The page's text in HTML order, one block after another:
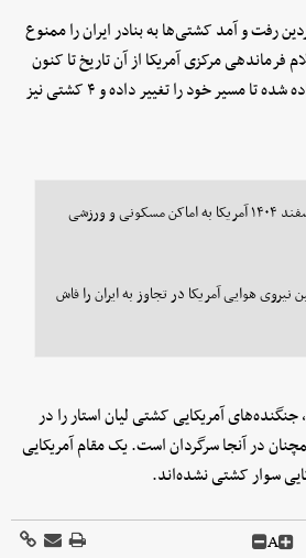
آمریکا از ۲۴ فروردین رفت و آمد کشتی‌ها به بنادر ایران را ممنوع
فرماندهی مرکزی آمریکا از آن تاریخ تا کنون
به بیش از ۱۰۰ کشتی دستور داده شده تا مسیر خود را تغییر داده و ۴ کشتی نیز
روایت بقائی از حمله ۹ اسفند ۱۴۰۴ آمریکا به اماکن مسکونی و ورزشی
هوایی آمریکا در تجاوز به ایران را فاش
آمریکایی کشتی لیان استار را در
در آنجا سرگردان است. یک مقام آمریکایی
سوار کشتی نشده‌اند.
A